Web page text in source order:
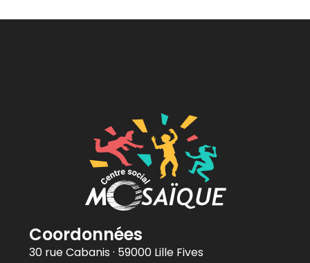
Coordonnées
30 rue Cabanis · 59000 Lille Fives